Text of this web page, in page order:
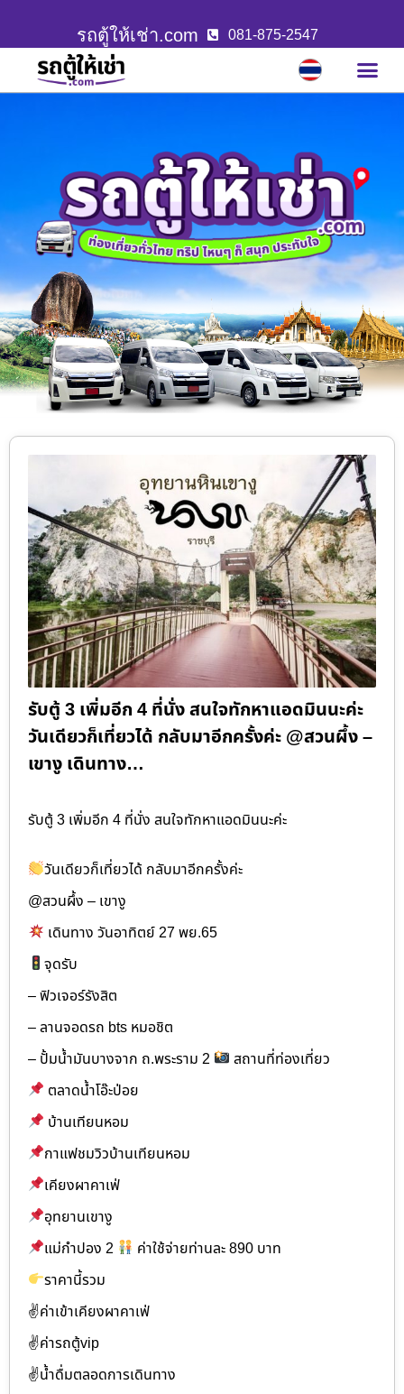
รถตู้ให้เช่า.com 081-875-2547
รับตู้ 3 เพิ่มอีก 4 ที่นั่ง สนใจทักหาแอดมินนะค่ะ
วันเดียวก็เที่ยวได้ กลับมาอีกครั้งค่ะ @สวนผึ้ง –
เขางู เดินทาง…
รับตู้ 3 เพิ่มอีก 4 ที่นั่ง สนใจทักหาแอดมินนะค่ะ
วันเดียวก็เที่ยวได้ กลับมาอีกครั้งค่ะ
@สวนผึ้ง – เขางู
เดินทาง วันอาทิตย์ 27 พย.65
จุดรับ
– ฟิวเจอร์รังสิต
– ลานจอดรถ bts หมอชิต
– ปั้มน้ำมันบางจาก ถ.พระราม 2
สถานที่ท่องเที่ยว
ตลาดน้ำโอ๊ะป่อย
บ้านเทียนหอม
กาแฟชมวิวบ้านเทียนหอม
เคียงผาคาเฟ่
อุทยานเขางู
แม่กำปอง 2
ค่าใช้จ่ายท่านละ 890 บาท
ราคานี้รวม
✌ค่าเข้าเคียงผาคาเฟ่
✌ค่ารถตู้vip
✌น้ำดื่มตลอดการเดินทาง